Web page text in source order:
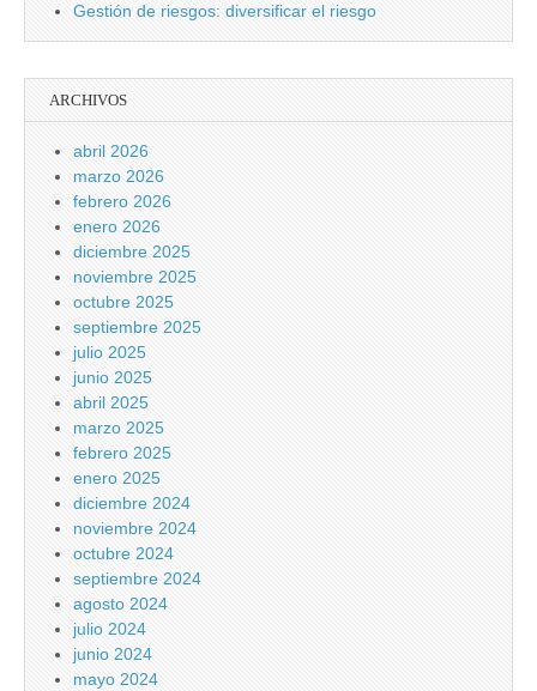
Gestión de riesgos: diversificar el riesgo
ARCHIVOS
abril 2026
marzo 2026
febrero 2026
enero 2026
diciembre 2025
noviembre 2025
octubre 2025
septiembre 2025
julio 2025
junio 2025
abril 2025
marzo 2025
febrero 2025
enero 2025
diciembre 2024
noviembre 2024
octubre 2024
septiembre 2024
agosto 2024
julio 2024
junio 2024
mayo 2024